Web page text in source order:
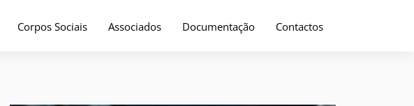
Corpos Sociais Associados Documentação Contactos